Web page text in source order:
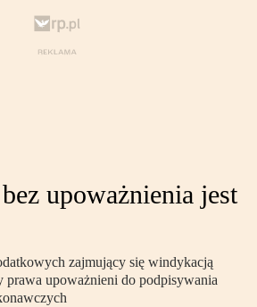
upoważnienia jest
zajmujący się windykacją
prawa upoważnieni do podpisywania